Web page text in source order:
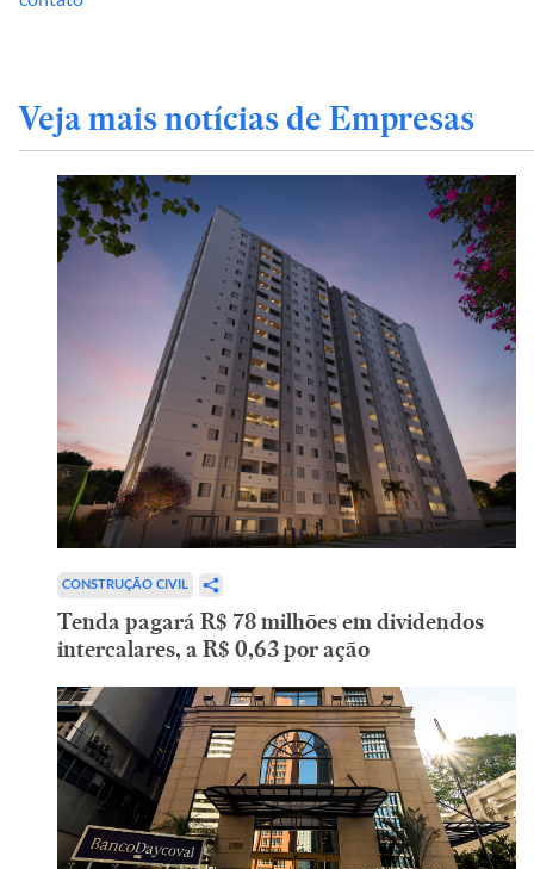
Veja mais notícias de Empresas
CONSTRUÇÃO CIVIL
Tenda pagará R$ 78 milhões em dividendos
intercalares, a R$ 0,63 por ação